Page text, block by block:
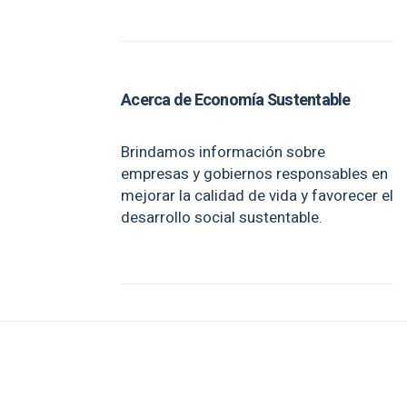
Acerca de Economía Sustentable
Brindamos información sobre
empresas y gobiernos responsables en
mejorar la calidad de vida y favorecer el
desarrollo social sustentable.